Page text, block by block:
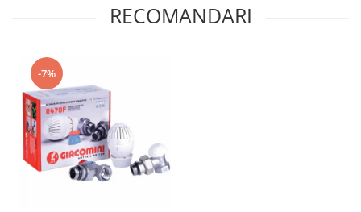
RECOMANDARI
-7%